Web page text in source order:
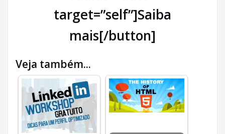
target=”self”]Saiba
mais[/button]
Veja também...